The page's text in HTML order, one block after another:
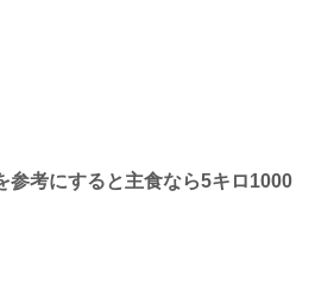
参考にすると主食なら5キロ1000